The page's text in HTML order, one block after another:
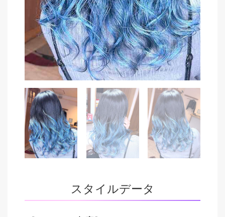
スタイルデータ